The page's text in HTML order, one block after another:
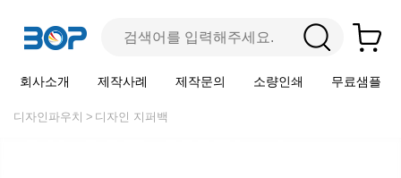
회사소개 제작사례 제작문의 소량인쇄 무료샘플
디자인파우치 디자인 지퍼백